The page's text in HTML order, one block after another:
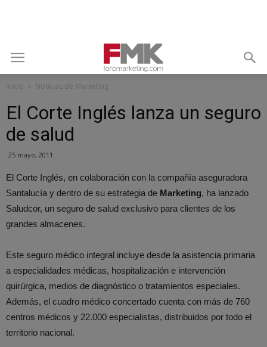
Inicio Noticias de Marketing
El Corte Inglés lanza un seguro
de salud
25 mayo, 2011
El Corte Inglés, en colaboración con la compañía aseguradora
Santalucía y dentro de su estrategia de Marketing, ha lanzado
Saludcor, un seguro de salud exclusivo para clientes de los
grandes almacenes.
Este seguro médico integral incluye desde la asistencia primaria
a especialidades médicas, hospitalización e intervención
quirúrgica, medios de diagnóstico o tratamientos especiales.
Además, el cuadro médico concertado cuenta con más de 760
centros médicos y 22.000 especialistas, distribuidos por todo el
territorio nacional.